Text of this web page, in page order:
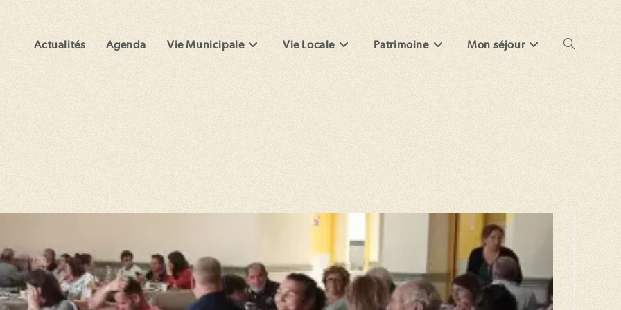
Actualités Agenda Vie Municipale Vie Locale Patrimoine Mon séjour Toggle